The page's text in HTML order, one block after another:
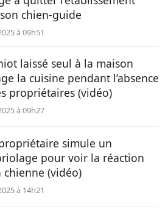
chien-guide
à 09h51
laissé seul à la maison
la cuisine pendant l’absence
propriétaires (vidéo)
à 09h27
simule un
pour voir la réaction
chienne (vidéo)
à 14h21